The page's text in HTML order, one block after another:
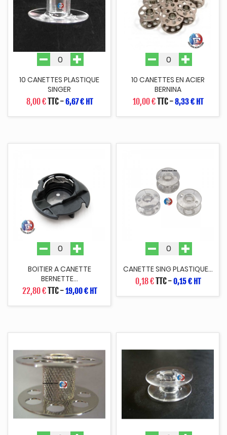
10 CANETTES PLASTIQUE
SINGER
8,00 €TTC-6,67 € HT
10 CANETTES EN ACIER
BERNINA
10,00 €TTC-8,33 € HT
BOITIER A CANETTE
BERNETTE...
22,80 €TTC-19,00 € HT
CANETTE SING PLASTIQUE...
0,18 €TTC-0,15 € HT